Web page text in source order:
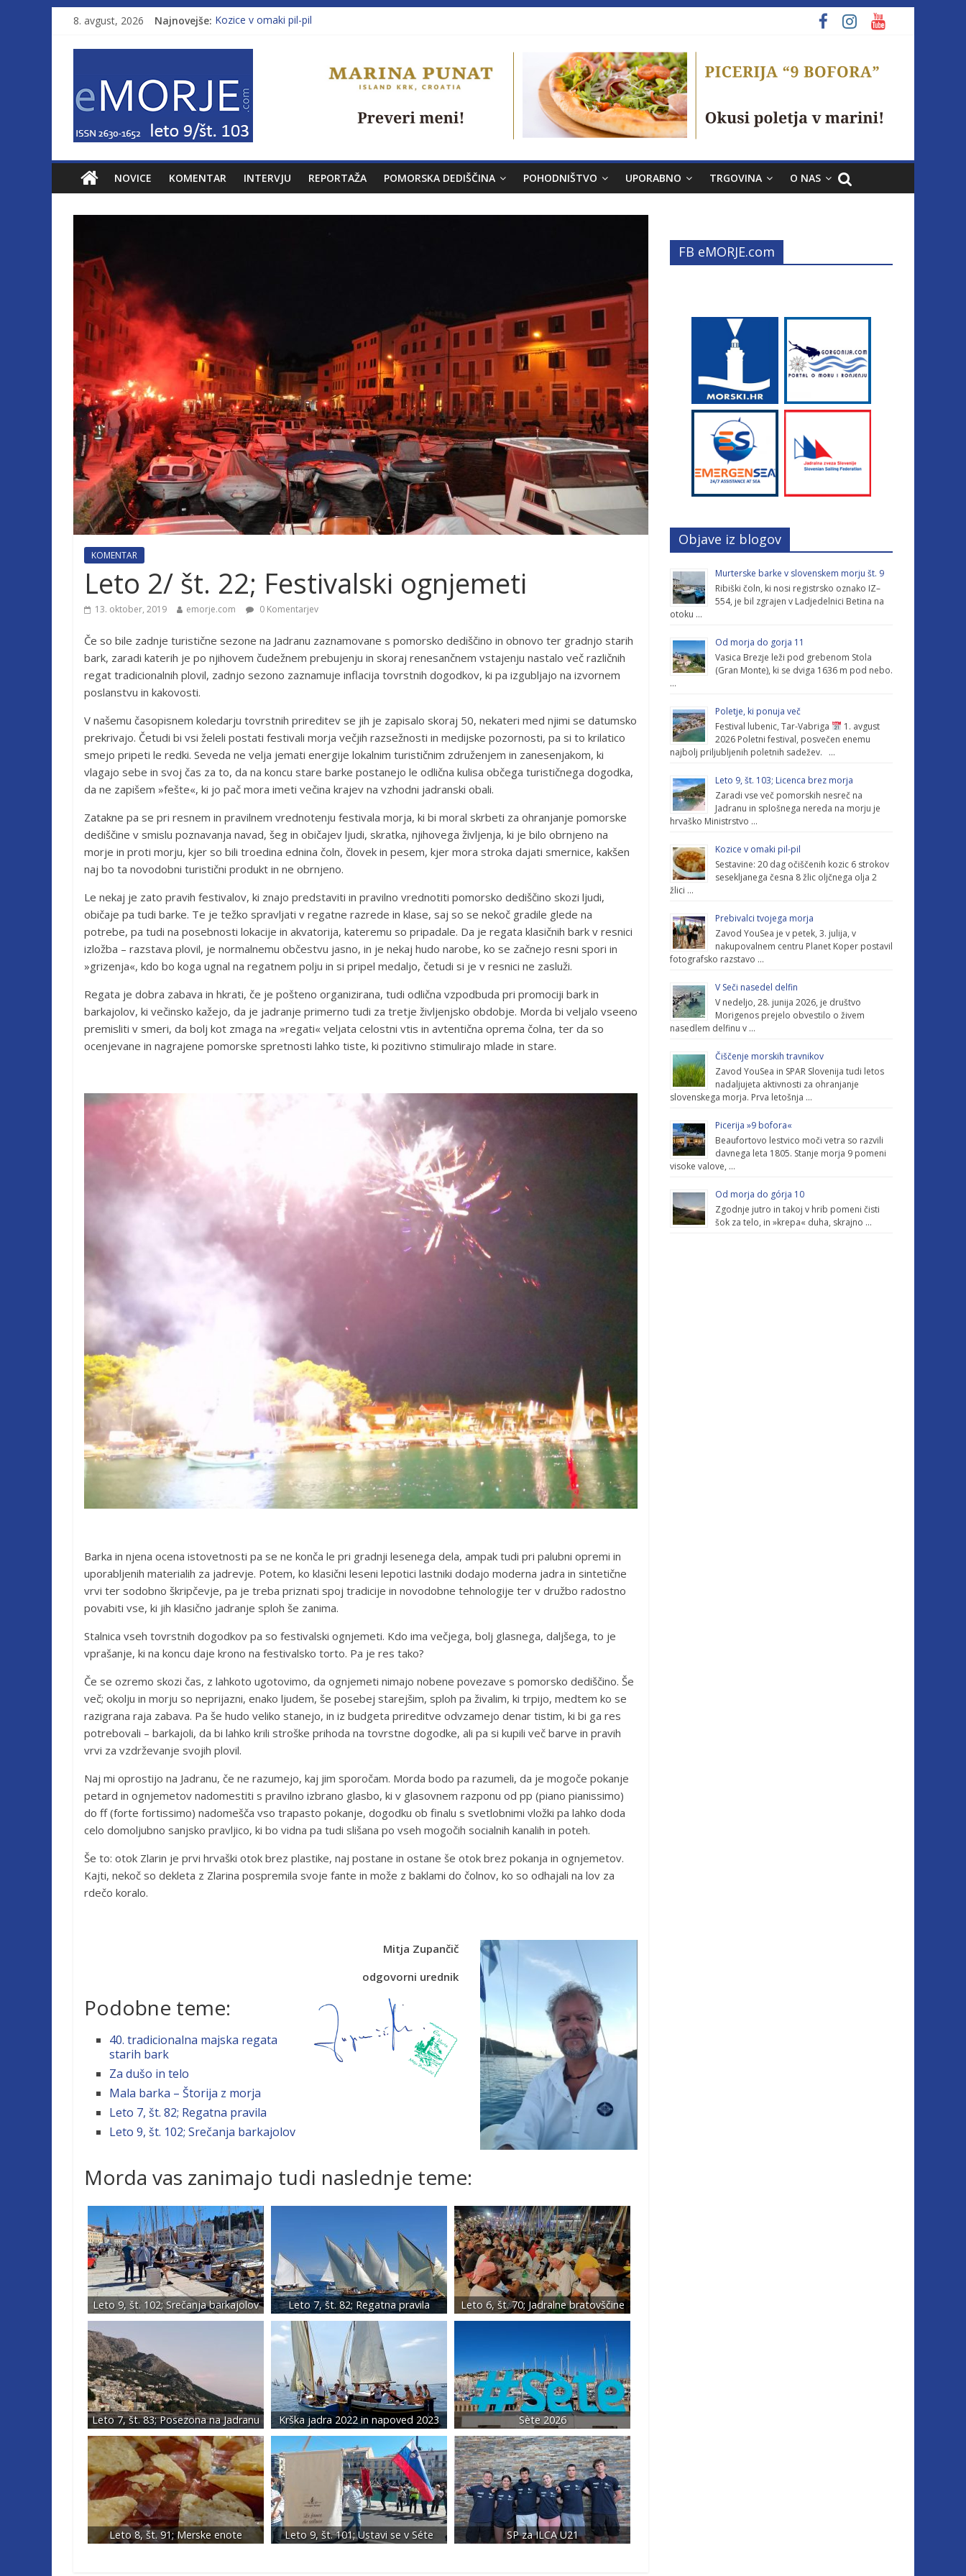
8. avgust, 2026 Najnovejše: Kozice v omaki pil-pil
Od morja do gorja 11
Murterske barke v slovenskem morju št. 9
Poletje, ki ponuja več
NOVICE KOMENTAR INTERVJU REPORTAŽA POMORSKA DEDIŠČINA POHODNIŠTVO UPORABNO TRGOVINA O NAS
KOMENTAR
Leto 2/ št. 22; Festivalski ognjemeti
13. oktober, 2019 emorje.com 0 Komentarjev
Če so bile zadnje turistične sezone na Jadranu zaznamovane s pomorsko dediščino in obnovo ter gradnjo starih
bark, zaradi katerih je po njihovem čudežnem prebujenju in skoraj renesančnem vstajenju nastalo več različnih
regat tradicionalnih plovil, zadnjo sezono zaznamuje inflacija tovrstnih dogodkov, ki pa izgubljajo na izvornem
poslanstvu in kakovosti.
V našemu časopisnem koledarju tovrstnih prireditev se jih je zapisalo skoraj 50, nekateri med njimi se datumsko
prekrivajo. Četudi bi vsi želeli postati festivali morja večjih razsežnosti in medijske pozornosti, pa si to krilatico
smejo pripeti le redki. Seveda ne velja jemati energije lokalnim turističnim združenjem in zanesenjakom, ki
vlagajo sebe in svoj čas za to, da na koncu stare barke postanejo le odlična kulisa občega turističnega dogodka,
da ne zapišem »fešte«, ki jo pač mora imeti večina krajev na vzhodni jadranski obali.
Zatakne pa se pri resnem in pravilnem vrednotenju festivala morja, ki bi moral skrbeti za ohranjanje pomorske
dediščine v smislu poznavanja navad, šeg in običajev ljudi, skratka, njihovega življenja, ki je bilo obrnjeno na
morje in proti morju, kjer so bili troedina ednina čoln, človek in pesem, kjer mora stroka dajati smernice, kakšen
naj bo ta novodobni turistični produkt in ne obrnjeno.
Le nekaj je zato pravih festivalov, ki znajo predstaviti in pravilno vrednotiti pomorsko dediščino skozi ljudi,
običaje pa tudi barke. Te je težko spravljati v regatne razrede in klase, saj so se nekoč gradile glede na
potrebe, pa tudi na posebnosti lokacije in akvatorija, kateremu so pripadale. Da je regata klasičnih bark v resnici
izložba – razstava plovil, je normalnemu občestvu jasno, in je nekaj hudo narobe, ko se začnejo resni spori in
»grizenja«, kdo bo koga ugnal na regatnem polju in si pripel medaljo, četudi si je v resnici ne zasluži.
Regata je dobra zabava in hkrati, če je pošteno organizirana, tudi odlična vzpodbuda pri promociji bark in
barkajolov, ki večinsko kažejo, da je jadranje primerno tudi za tretje življenjsko obdobje. Morda bi veljalo vseeno
premisliti v smeri, da bolj kot zmaga na »regati« veljata celostni vtis in avtentična oprema čolna, ter da so
ocenjevane in nagrajene pomorske spretnosti lahko tiste, ki pozitivno stimulirajo mlade in stare.
Barka in njena ocena istovetnosti pa se ne konča le pri gradnji lesenega dela, ampak tudi pri palubni opremi in
uporabljenih materialih za jadrevje. Potem, ko klasični leseni lepotici lastniki dodajo moderna jadra in sintetične
vrvi ter sodobno škripčevje, pa je treba priznati spoj tradicije in novodobne tehnologije ter v družbo radostno
povabiti vse, ki jih klasično jadranje sploh še zanima.
Stalnica vseh tovrstnih dogodkov pa so festivalski ognjemeti. Kdo ima večjega, bolj glasnega, daljšega, to je
vprašanje, ki na koncu daje krono na festivalsko torto. Pa je res tako?
Če se ozremo skozi čas, z lahkoto ugotovimo, da ognjemeti nimajo nobene povezave s pomorsko dediščino. Še
več; okolju in morju so neprijazni, enako ljudem, še posebej starejšim, sploh pa živalim, ki trpijo, medtem ko se
razigrana raja zabava. Pa še hudo veliko stanejo, in iz budgeta prireditve odvzamejo denar tistim, ki bi ga res
potrebovali – barkajoli, da bi lahko krili stroške prihoda na tovrstne dogodke, ali pa si kupili več barve in pravih
vrvi za vzdrževanje svojih plovil.
Naj mi oprostijo na Jadranu, če ne razumejo, kaj jim sporočam. Morda bodo pa razumeli, da je mogoče pokanje
petard in ognjemetov nadomestiti s pravilno izbrano glasbo, ki v glasovnem razponu od pp (piano pianissimo)
do ff (forte fortissimo) nadomešča vso trapasto pokanje, dogodku ob finalu s svetlobnimi vložki pa lahko doda
celo domoljubno sanjsko pravljico, ki bo vidna pa tudi slišana po vseh mogočih socialnih kanalih in poteh.
Še to: otok Zlarin je prvi hrvaški otok brez plastike, naj postane in ostane še otok brez pokanja in ognjemetov.
Kajti, nekoč so dekleta z Zlarina pospremila svoje fante in može z baklami do čolnov, ko so odhajali na lov za
rdečo koralo.
Mitja Zupančič
odgovorni urednik
Podobne teme:
40. tradicionalna majska regata
starih bark
Za dušo in telo
Mala barka – Štorija z morja
Leto 7, št. 82; Regatna pravila
Leto 9, št. 102; Srečanja barkajolov
Morda vas zanimajo tudi naslednje teme:
Leto 9, št. 102; Srečanja barkajolov Leto 7, št. 82; Regatna pravila Leto 6, št. 70; Jadralne bratovščine
Leto 7, št. 83; Posezona na Jadranu Krška jadra 2022 in napoved 2023 Sète 2026
Leto 8, št. 91; Merske enote Leto 9, št. 101; Ustavi se v Séte SP za ILCA U21
FB eMORJE.com
Objave iz blogov
Murterske barke v slovenskem morju št. 9
Ribiški čoln, ki nosi registrsko oznako IZ–
554, je bil zgrajen v Ladjedelnici Betina na
otoku …
Od morja do gorja 11
Vasica Brezje leži pod grebenom Stola
(Gran Monte), ki se dviga 1636 m pod nebo.
…
Poletje, ki ponuja več
Festival lubenic, Tar-Vabriga
1. avgust
2026 Poletni festival, posvečen enemu
najbolj priljubljenih poletnih sadežev. …
Leto 9, št. 103; Licenca brez morja
Zaradi vse več pomorskih nesreč na
Jadranu in splošnega nereda na morju je
hrvaško Ministrstvo …
Kozice v omaki pil-pil
Sestavine: 20 dag očiščenih kozic 6 strokov
sesekljanega česna 8 žlic oljčnega olja 2
žlici …
Prebivalci tvojega morja
Zavod YouSea je v petek, 3. julija, v
nakupovalnem centru Planet Koper postavil
fotografsko razstavo …
V Seči nasedel delfin
V nedeljo, 28. junija 2026, je društvo
Morigenos prejelo obvestilo o živem
nasedlem delfinu v …
Čiščenje morskih travnikov
Zavod YouSea in SPAR Slovenija tudi letos
nadaljujeta aktivnosti za ohranjanje
slovenskega morja. Prva letošnja …
Picerija »9 bofora«
Beaufortovo lestvico moči vetra so razvili
davnega leta 1805. Stanje morja 9 pomeni
visoke valove, …
Od morja do górja 10
Zgodnje jutro in takoj v hrib pomeni čisti
šok za telo, in »krepa« duha, skrajno …